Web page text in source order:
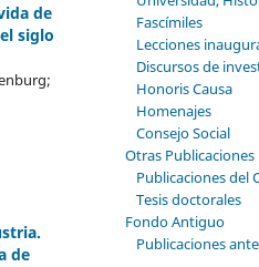
de
siglo
de
Fascímiles
Lecciones
Discursos de
Honoris Causa
Homenajes
Consejo Social
Otras Publicaciones
Publicaciones del
Tesis doctorales
Fondo Antiguo
Publicaciones